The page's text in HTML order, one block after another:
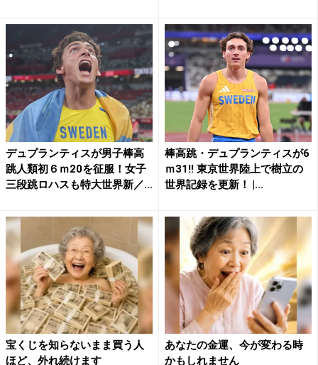
デュプランティスが男子棒高
跳人類初６ｍ20を征服！女子
三段跳ロハスも特大世界新／...
棒高跳・デュプランティスが6
ｍ31!! 東京世界陸上で樹立の
世界記録を更新！ |...
宝くじを知らないまま買う人
ほど、外れ続けます
あなたの金運、今が変わる時
かもしれません